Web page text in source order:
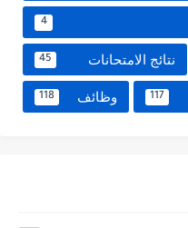
4
نتائج الامتحانات 45
117 وظائف 118